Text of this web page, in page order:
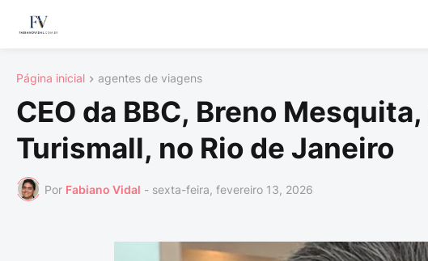
Página inicial agentes de viagens
CEO da BBC, Breno
Turismall, no Rio de Janeiro
Por Fabiano Vidal - sexta-feira, fevereiro 13, 2026